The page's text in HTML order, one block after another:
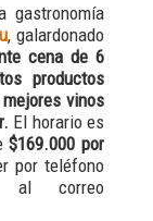
gastronomía
, galardonado
cena de 6
productos
vinos
El horario es
$169.000 por
por teléfono
correo